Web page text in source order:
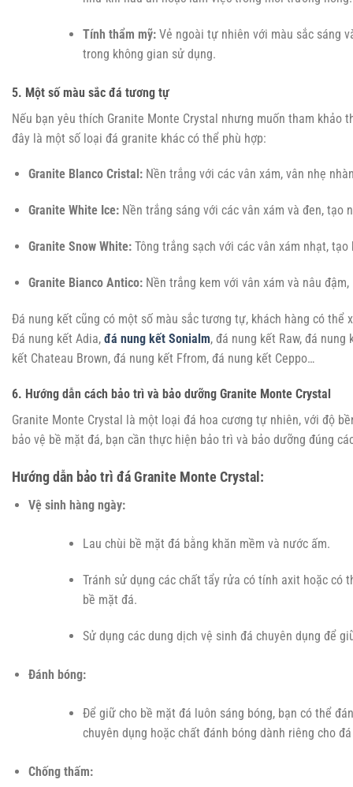
Tính thẩm mỹ:Vẻ ngoài tự nhiên với màu sắc sáng
trong không gian sử dụng.
5. Một số màu sắc đá tương tự
Nếu bạn yêu thích Granite Monte Crystal nhưng muốn tham khảo
đây là một số loại đá granite khác có thể phù hợp:
Granite Blanco Cristal:Nền trắng với các vân xám, vân nhẹ
Granite White Ice:Nền trắng sáng với các vân xám và đen, tạo
Granite Snow White:Tông trắng sạch với các vân xám nhạt,
Granite Bianco Antico:Nền trắng kem với vân xám và nâu
Đá nung kết cũng có một số màu sắc tương tự, khách hàng có thể
Đá nung kết Adia, đá nung kết Sonialm, đá nung kết Raw, đá
kết Chateau Brown, đá nung kết Ffrom, đá nung kết Ceppo…
6. Hướng dẫn cách bảo trì và bảo dưỡng Granite Monte Crystal
Granite Monte Crystal là một loại đá hoa cương tự nhiên, với độ
bảo vệ bề mặt đá, bạn cần thực hiện bảo trì và bảo dưỡng đúng
Hướng dẫn bảo trì đá Granite Monte Crystal:
Vệ sinh hàng ngày:
Lau chùi bề mặt đá bằng khăn mềm và nước ấm.
Tránh sử dụng các chất tẩy rửa có tính axit hoặc có
bề mặt đá.
Sử dụng các dung dịch vệ sinh đá chuyên dụng để
Đánh bóng:
Để giữ cho bề mặt đá luôn sáng bóng, bạn có thể
chuyên dụng hoặc chất đánh bóng dành riêng cho
Chống thấm: